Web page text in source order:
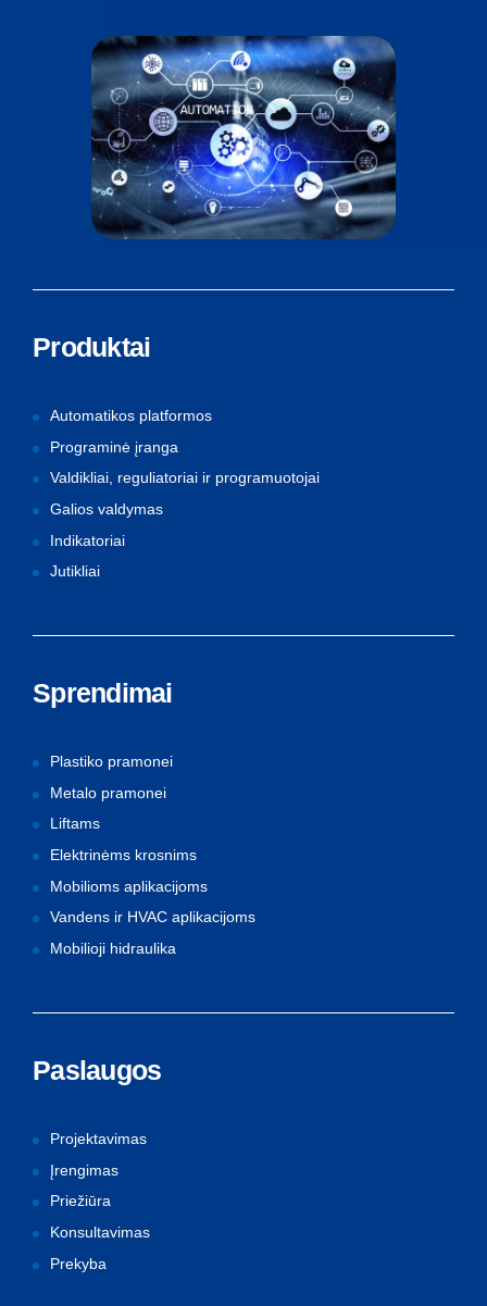
Produktai
Automatikos platformos
Programinė įranga
Valdikliai, reguliatoriai ir programuotojai
Galios valdymas
Indikatoriai
Jutikliai
Sprendimai
Plastiko pramonei
Metalo pramonei
Liftams
Elektrinėms krosnims
Mobilioms aplikacijoms
Vandens ir HVAC aplikacijoms
Mobilioji hidraulika
Paslaugos
Projektavimas
Įrengimas
Priežiūra
Konsultavimas
Prekyba